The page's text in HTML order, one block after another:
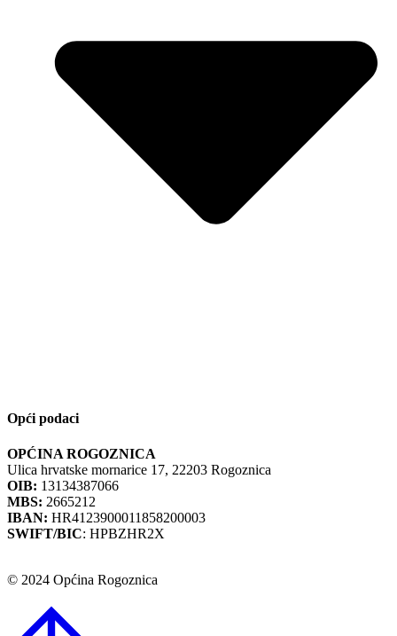
Opći podaci
OPĆINA ROGOZNICA
Ulica hrvatske mornarice 17, 22203 Rogoznica
OIB: 13134387066
MBS: 2665212
IBAN: HR4123900011858200003
SWIFT/BIC: HPBZHR2X
© 2024 Općina Rogoznica